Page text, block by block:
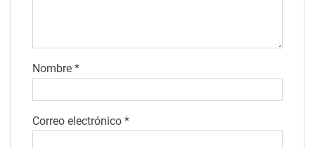
Nombre *
Correo electrónico *